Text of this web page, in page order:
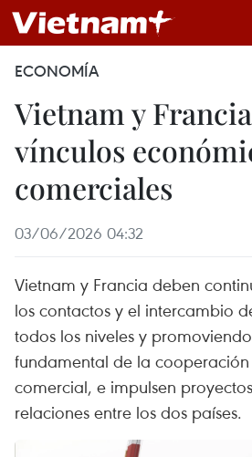
ECONOMÍA
Vietnam y
vínculos
comerciales
03/06/2026 04:32
Vietnam y Francia deben
los contactos y el intercambio
todos los niveles y
fundamental de la
comercial, e impulsen
relaciones entre los dos países.